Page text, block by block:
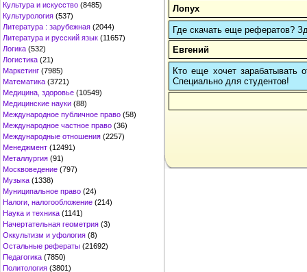
Культура и искусство (8485)
Культурология (537)
Литература : зарубежная (2044)
Литература и русский язык (11657)
Логика (532)
Логистика (21)
Маркетинг (7985)
Математика (3721)
Медицина, здоровье (10549)
Медицинские науки (88)
Международное публичное право (58)
Международное частное право (36)
Международные отношения (2257)
Менеджмент (12491)
Металлургия (91)
Москвоведение (797)
Музыка (1338)
Муниципальное право (24)
Налоги, налогообложение (214)
Наука и техника (1141)
Начертательная геометрия (3)
Оккультизм и уфология (8)
Остальные рефераты (21692)
Педагогика (7850)
Политология (3801)
Лопух
Где скачать еще рефератов?
Евгений
Кто еще хочет зарабатывать
Cпециально для студентов!